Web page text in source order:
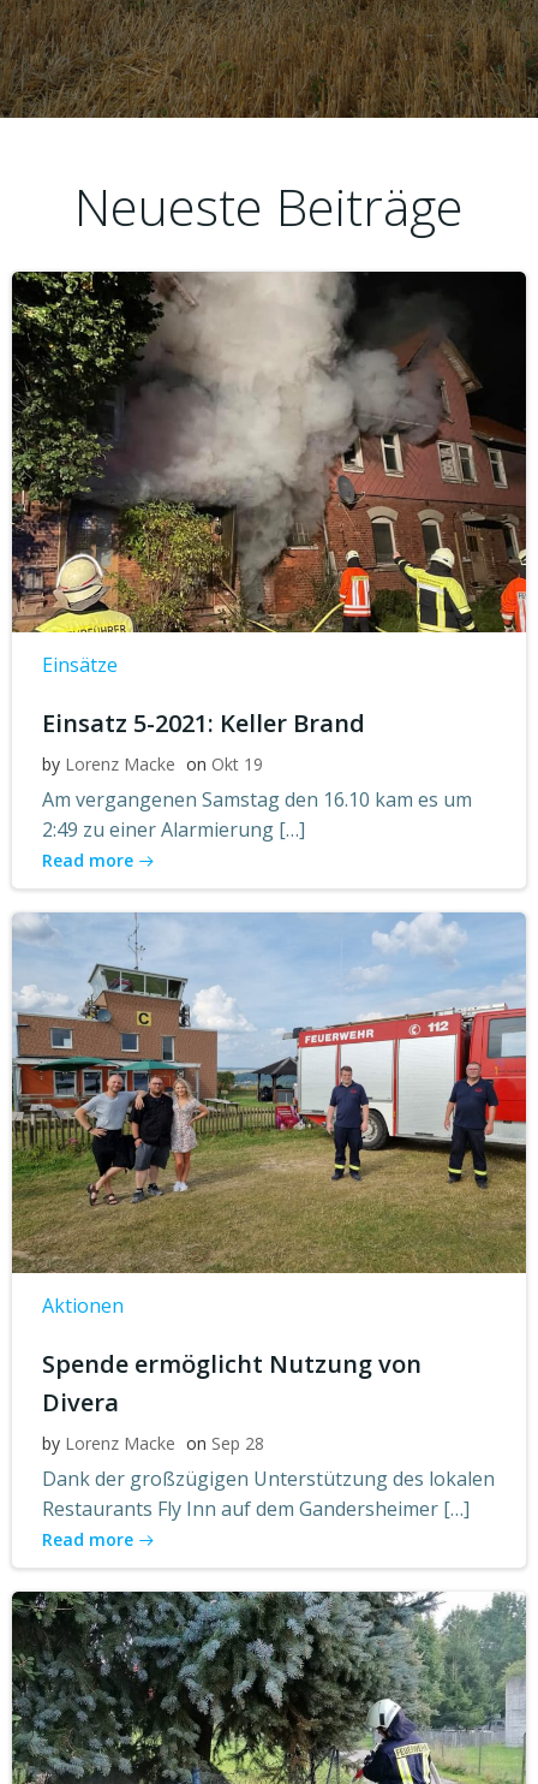
Neueste Beiträge
Einsätze
Einsatz 5-2021: Keller Brand
by Lorenz Macke on Okt 19
Am vergangenen Samstag den 16.10 kam es um
2:49 zu einer Alarmierung […]
Read more
Aktionen
Spende ermöglicht Nutzung von
Divera
by Lorenz Macke on Sep 28
Dank der großzügigen Unterstützung des lokalen
Restaurants Fly Inn auf dem Gandersheimer […]
Read more